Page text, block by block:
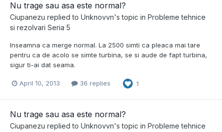
Nu trage sau asa este normal?
Ciupanezu replied to Unknovvn's topic in Probleme tehnice
si rezolvari Seria 5
Inseamna ca merge normal. La 2500 simti ca pleaca mai tare
pentru ca de acolo se simte turbina, se si aude de fapt turbina,
sigur ti-ai dat seama.
April 10, 2013 36 replies 1
Nu trage sau asa este normal?
Ciupanezu replied to Unknovvn's topic in Probleme tehnice